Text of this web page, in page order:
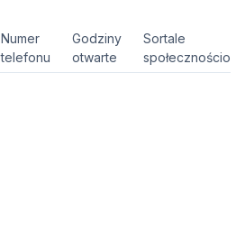
Numer
telefonu
Godziny
otwarte
Sortale